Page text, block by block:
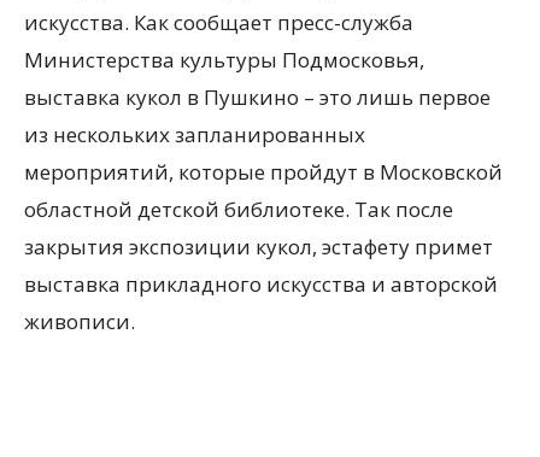
искусства. Как сообщает пресс-служба
Министерства культуры Подмосковья,
выставка кукол в Пушкино – это лишь первое
из нескольких запланированных
мероприятий, которые пройдут в Московской
областной детской библиотеке. Так после
закрытия экспозиции кукол, эстафету примет
выставка прикладного искусства и авторской
живописи.